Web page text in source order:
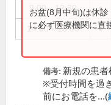
9:00～12:30 ●
14:30～18:00 ●
お盆(8月中旬)は休
に必ず医療機関に直
備考: 新規の患
※受付時間を過
前にお電話を...(